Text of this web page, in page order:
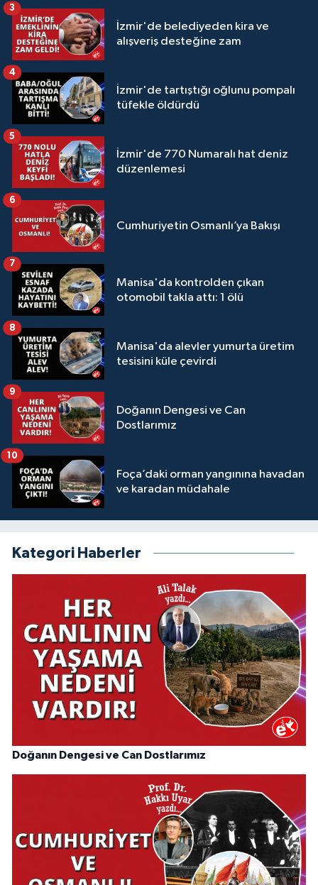
İzmir'de belediyeden kira ve
alışveriş desteğine zam
3
İzmir'de tartıştığı oğlunu pompalı
tüfekle öldürdü
4
İzmir'de 770 Numaralı hat deniz
düzenlemesi
5
Cumhuriyetin Osmanlı’ya Bakışı
6
Manisa'da kontrolden çıkan
otomobil takla attı: 1 ölü
7
Manisa'da alevler yumurta üretim
tesisini küle çevirdi
8
Doğanın Dengesi ve Can
Dostlarımız
9
Foça’daki orman yangınına havadan
ve karadan müdahale
10
Kategori Haberler
Doğanın Dengesi ve Can Dostlarımız